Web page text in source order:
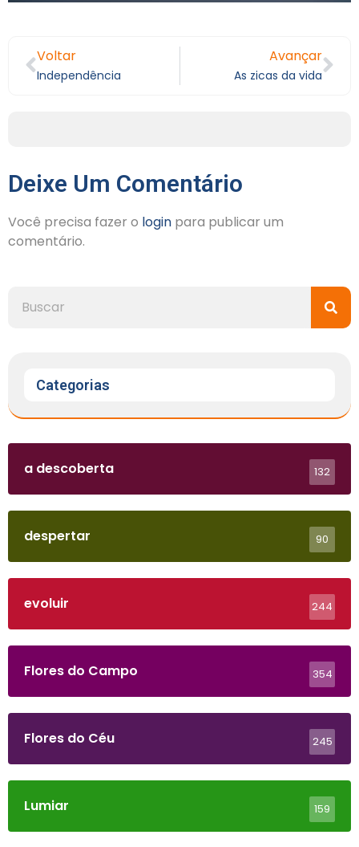
Voltar
Independência
Avançar
As zicas da vida
Deixe Um Comentário
Você precisa fazer o login para publicar um
comentário.
Categorias
a descoberta 132
despertar 90
evoluir 244
Flores do Campo 354
Flores do Céu 245
Lumiar 159